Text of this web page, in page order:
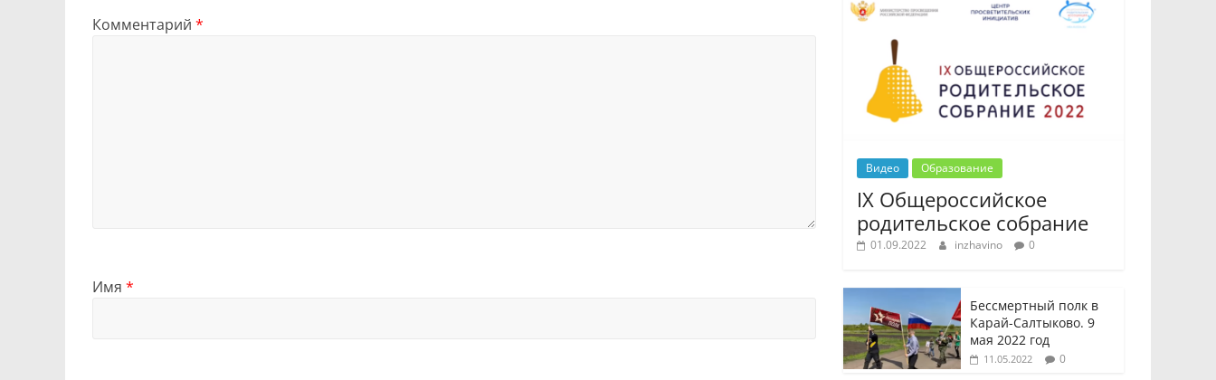
Комментарий *
Имя *
Видео Образование
IX Общероссийское
родительское собрание
01.09.2022 inzhavino 0
Бессмертный полк в
Карай-Салтыково. 9
мая 2022 год
11.05.2022 0